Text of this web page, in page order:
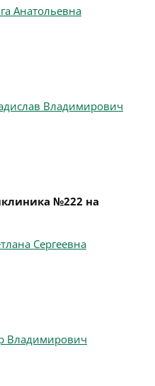
Анатольевна
Владимирович
№222 на
Сергеевна
Владимирович